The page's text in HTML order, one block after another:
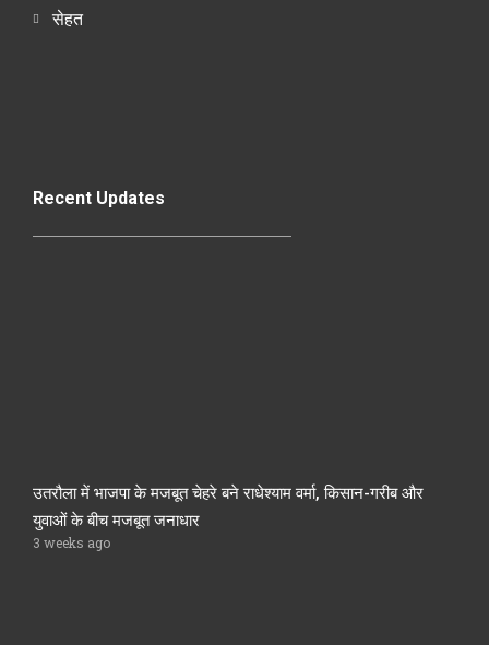
सेहत
Recent Updates
उतरौला में भाजपा के मजबूत चेहरे बने राधेश्याम वर्मा, किसान-गरीब और
युवाओं के बीच मजबूत जनाधार
3 weeks ago